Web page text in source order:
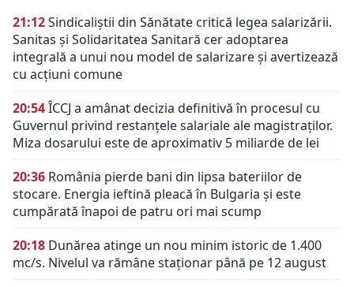
21:12Sindicaliștii din Sănătate critică legea salarizării.
Sanitas și Solidaritatea Sanitară cer adoptarea
integrală a unui nou model de salarizare și avertizează
cu acțiuni comune
20:54ÎCCJ a amânat decizia definitivă în procesul cu
Guvernul privind restanțele salariale ale magistraților.
Miza dosarului este de aproximativ 5 miliarde de lei
20:36 România pierde bani din lipsa bateriilor de
stocare. Energia ieftină pleacă în Bulgaria și este
cumpărată înapoi de patru ori mai scump
20:18 Dunărea atinge un nou minim istoric de 1.400
mc/s. Nivelul va rămâne staționar până pe 12 august